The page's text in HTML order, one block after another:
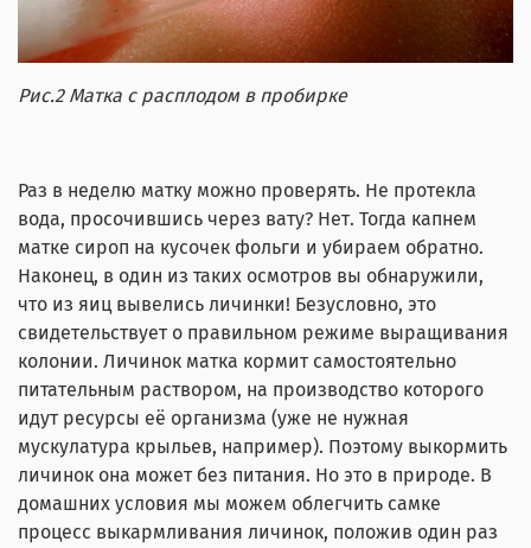
Рис.2 Матка с расплодом в пробирке
Раз в неделю матку можно проверять. Не протекла
вода, просочившись через вату? Нет. Тогда капнем
матке сироп на кусочек фольги и убираем обратно.
Наконец, в один из таких осмотров вы обнаружили,
что из яиц вывелись личинки! Безусловно, это
свидетельствует о правильном режиме выращивания
колонии. Личинок матка кормит самостоятельно
питательным раствором, на производство которого
идут ресурсы её организма (уже не нужная
мускулатура крыльев, например). Поэтому выкормить
личинок она может без питания. Но это в природе. В
домашних условия мы можем облегчить самке
процесс выкармливания личинок, положив один раз